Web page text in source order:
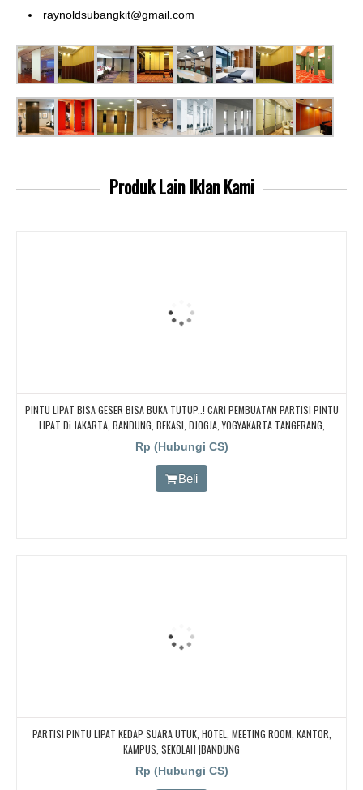
raynoldsubangkit@gmail.com
Produk LainIklan Kami
PINTU LIPAT BISA GESER BISA BUKA TUTUP..! CARI PEMBUATAN PARTISI PINTU
LIPAT Di JAKARTA, BANDUNG, BEKASI, DJOGJA, YOGYAKARTA TANGERANG,
BOGOR,. BORNEO PABRIK PARTISI PINTU LIPAT, Pintu Lipat Kedap Suara
Rp (Hubungi CS)
Beli
PARTISI PINTU LIPAT KEDAP SUARA UTUK, HOTEL, MEETING ROOM, KANTOR,
KAMPUS, SEKOLAH |BANDUNG
Rp (Hubungi CS)